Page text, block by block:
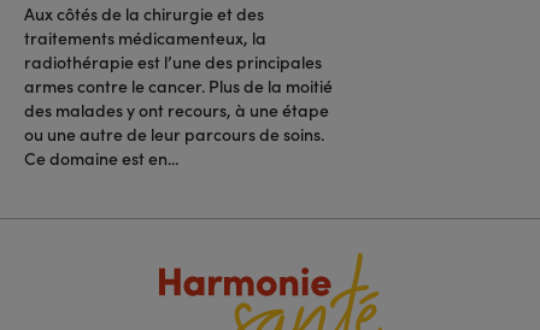
Aux côtés de la chirurgie et des
traitements médicamenteux, la
radiothérapie est l’une des principales
armes contre le cancer. Plus de la moitié
des malades y ont recours, à une étape
ou une autre de leur parcours de soins.
Ce domaine est en...